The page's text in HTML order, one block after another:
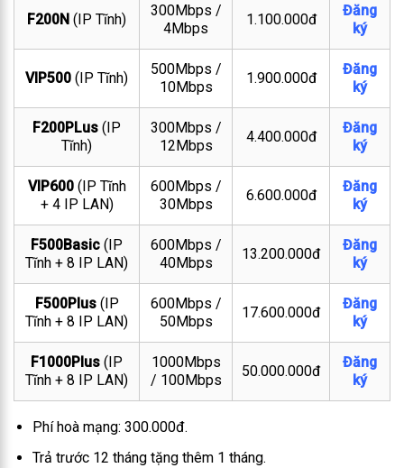
F200N (IP Tĩnh)
300Mbps /
4Mbps
1.100.000đ
Đăng
ký
VIP500 (IP Tĩnh)
500Mbps /
10Mbps
1.900.000đ
Đăng
ký
F200PLus (IP
Tĩnh)
300Mbps /
12Mbps
4.400.000đ
Đăng
ký
VIP600(IP Tĩnh
+ 4 IP LAN)
600Mbps /
30Mbps
6.600.000đ
Đăng
ký
F500Basic (IP
Tĩnh + 8 IP LAN)
600Mbps /
40Mbps
13.200.000đ
Đăng
ký
F500Plus(IP
Tĩnh + 8 IP LAN)
600Mbps /
50Mbps
17.600.000đ
Đăng
ký
F1000Plus (IP
Tĩnh + 8 IP LAN)
1000Mbps
/ 100Mbps
50.000.000đ
Đăng
ký
Phí hoà mạng: 300.000đ.
Trả trước 12 tháng tặng thêm 1 tháng.